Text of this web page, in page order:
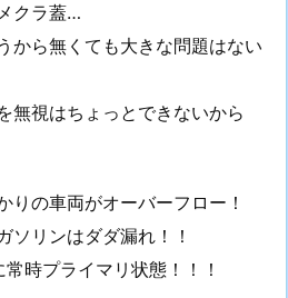
クラ蓋…
から無くても大きな問題はない
無視はちょっとできないから
りの車両がオーバーフロー！
ソリンはダダ漏れ！！
時プライマリ状態！！！